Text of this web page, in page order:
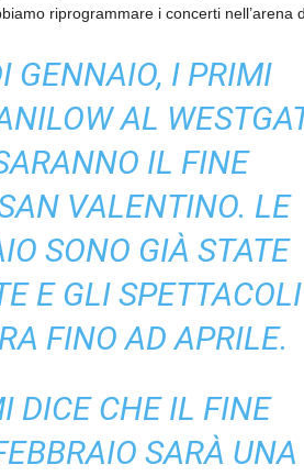
riprogrammare i concerti nell’arena
GENNAIO, I PRIMI
AL
IL FINE
VALENTINO. LE
SONO GIÀ STATE
E GLI SPETTACOLI
FINO AD APRILE.
DICE CHE IL FINE
SARÀ UNA